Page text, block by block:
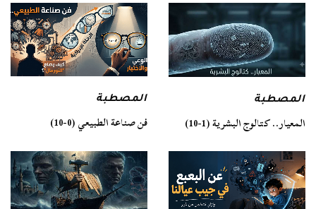
المصطبة
المعيار.. كتالوج البشرية (1-10)
المصطبة
فن صناعة الطبيعي (0-10)